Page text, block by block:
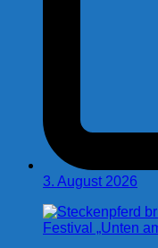
3. August 2026